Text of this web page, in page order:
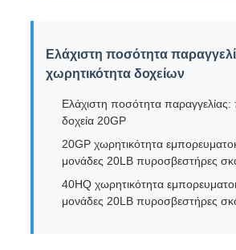
Ελάχιστη ποσότητα
χωρητικότητα δοχείων
Ελάχιστη ποσότητα
δοχεία 20GP
20GP χωρητικότητα
μονάδες 20LB πυροσβεστήρες
40HQ χωρητικότητα
μονάδες 20LB πυροσβεστήρες